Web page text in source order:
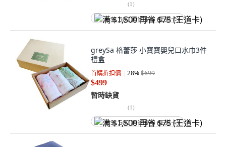
(1)
满 $1,500 再省 $75 (王道卡)
greySa 格蕾莎 小寶寶嬰兒口水巾3件
禮盒
首購折扣價 28%$699
$499
暫時缺貨
(1)
满 $1,500 再省 $75 (王道卡)